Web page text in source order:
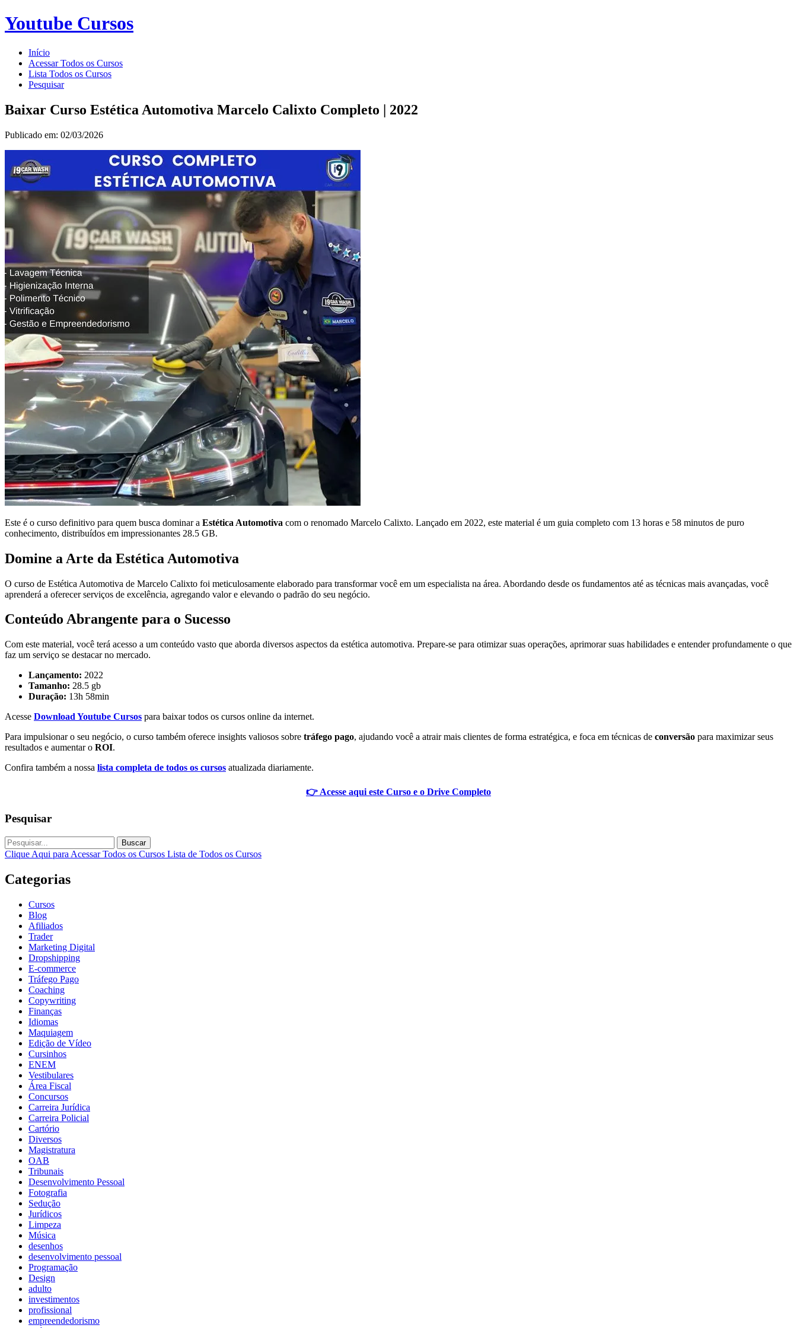
Youtube Cursos
Início
Acessar Todos os Cursos
Lista Todos os Cursos
Pesquisar
Baixar Curso Estética Automotiva Marcelo Calixto Completo | 2022
Publicado em: 02/03/2026
Este é o curso definitivo para quem busca dominar a Estética Automotiva com o renomado Marcelo Calixto. Lançado em 2022, este material é um guia completo com 13 horas e 58 minutos de puro
conhecimento, distribuídos em impressionantes 28.5 GB.
Domine a Arte da Estética Automotiva
O curso de Estética Automotiva de Marcelo Calixto foi meticulosamente elaborado para transformar você em um especialista na área. Abordando desde os fundamentos até as técnicas mais avançadas, você
aprenderá a oferecer serviços de excelência, agregando valor e elevando o padrão do seu negócio.
Conteúdo Abrangente para o Sucesso
Com este material, você terá acesso a um conteúdo vasto que aborda diversos aspectos da estética automotiva. Prepare-se para otimizar suas operações, aprimorar suas habilidades e entender profundamente o que
faz um serviço se destacar no mercado.
Lançamento: 2022
Tamanho: 28.5 gb
Duração: 13h 58min
Acesse Download Youtube Cursos para baixar todos os cursos online da internet.
Para impulsionar o seu negócio, o curso também oferece insights valiosos sobre tráfego pago, ajudando você a atrair mais clientes de forma estratégica, e foca em técnicas de conversão para maximizar seus
resultados e aumentar o ROI.
Confira também a nossa lista completa de todos os cursos atualizada diariamente.
👉 Acesse aqui este Curso e o Drive Completo
Pesquisar
Buscar
Clique Aqui para Acessar Todos os Cursos Lista de Todos os Cursos
Categorias
Cursos
Blog
Afiliados
Trader
Marketing Digital
Dropshipping
E-commerce
Tráfego Pago
Coaching
Copywriting
Finanças
Idiomas
Maquiagem
Edição de Vídeo
Cursinhos
ENEM
Vestibulares
Área Fiscal
Concursos
Carreira Jurídica
Carreira Policial
Cartório
Diversos
Magistratura
OAB
Tribunais
Desenvolvimento Pessoal
Fotografia
Sedução
Jurídicos
Limpeza
Música
desenhos
desenvolvimento pessoal
Programação
Design
adulto
investimentos
profissional
empreendedorismo